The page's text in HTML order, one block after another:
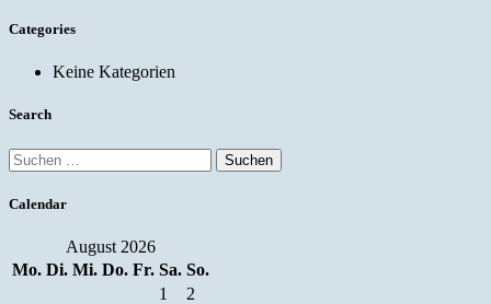
Categories
Keine Kategorien
Search
Suche
nach:
Calendar
August 2026
Mo. Di. Mi. Do. Fr. Sa. So.
1
2